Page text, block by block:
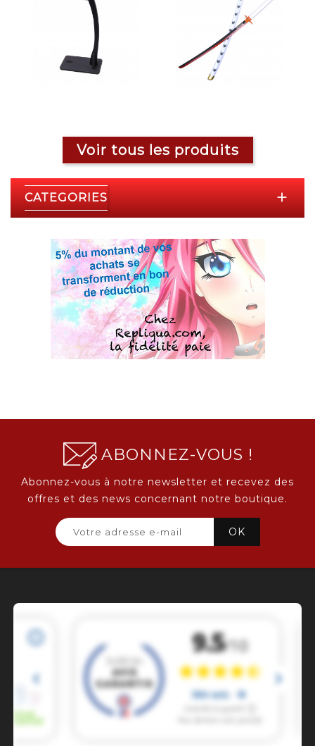
Voir tous les produits
CATEGORIES 
ABONNEZ-VOUS !
Abonnez-vous à notre newsletter et recevez des
offres et des news concernant notre boutique.